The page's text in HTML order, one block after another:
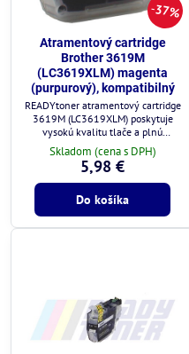
37%
Atramentový cartridge
Brother 3619M
(LC3619XLM) magenta
(purpurový), kompatibilný
READYtoner atramentový cartridge
3619M (LC3619XLM) poskytuje
vysokú kvalitu tlače a plnú
kompatibilitu s tlačiarňami Brother.
Skladom (cena s DPH)
5,98 €
Do košíka